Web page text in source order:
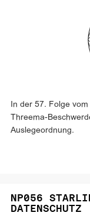
In der 57. Folge
Threema-
Auslegeordnung.
NP056
DATENSCHUTZ